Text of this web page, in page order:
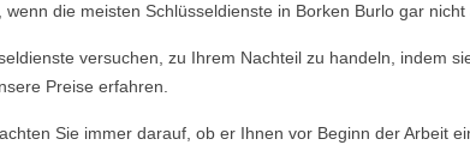
die meisten Schlüsseldienste in Borken Burlo gar nicht
versuchen, zu Ihrem Nachteil zu handeln, indem
Preise erfahren.
Sie immer darauf, ob er Ihnen vor Beginn der Arbeit